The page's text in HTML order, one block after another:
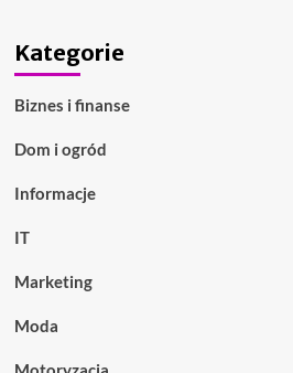
Kategorie
Biznes i finanse
Dom i ogród
Informacje
IT
Marketing
Moda